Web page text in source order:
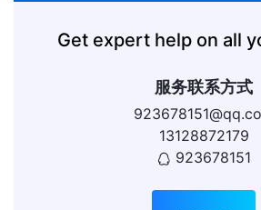
Get expert help on all
服务联系方式
13128872179
923678151